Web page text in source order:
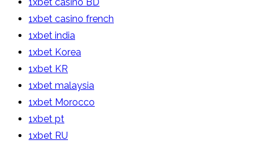
1xbet casino BD
1xbet casino french
1xbet india
1xbet Korea
1xbet KR
1xbet malaysia
1xbet Morocco
1xbet pt
1xbet RU